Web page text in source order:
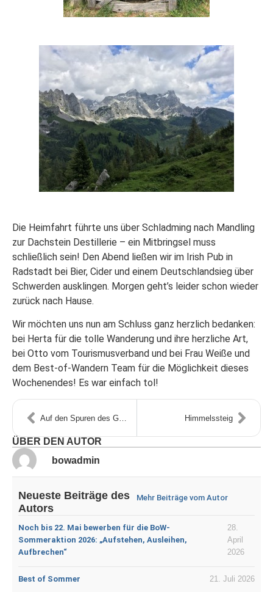
Die Heimfahrt führte uns über Schladming nach Mandling
zur Dachstein Destillerie – ein Mitbringsel muss
schließlich sein! Den Abend ließen wir im Irish Pub in
Radstadt bei Bier, Cider und einem Deutschlandsieg über
Schwerden ausklingen. Morgen geht’s leider schon wieder
zurück nach Hause.
Wir möchten uns nun am Schluss ganz herzlich bedanken:
bei Herta für die tolle Wanderung und ihre herzliche Art,
bei Otto vom Tourismusverband und bei Frau Weiße und
dem Best-of-Wandern Team für die Möglichkeit dieses
Wochenendes! Es war einfach tol!
Himmelssteig
ÜBER DEN AUTOR
bowadmin
Neueste Beiträge des
Autors
Mehr Beiträge vom Autor
Noch bis 22. Mai bewerben für die BoW-
Sommeraktion 2026: „Aufstehen, Ausleihen,
Aufbrechen“
28.
April
2026
Best of Sommer 21. Juli 2026